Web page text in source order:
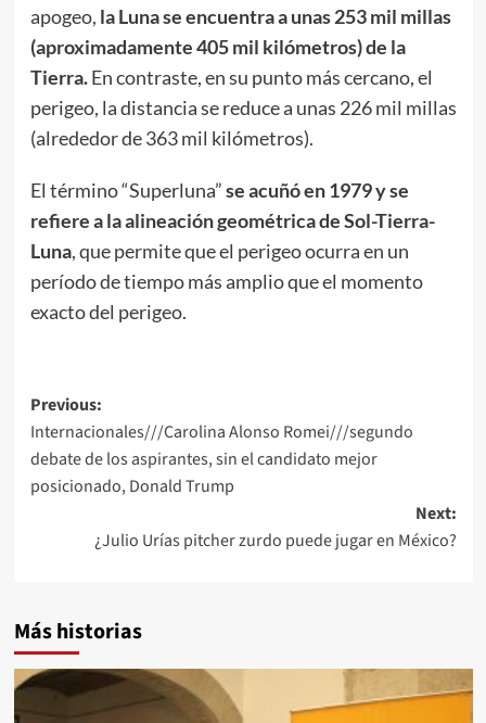
apogeo, la Luna se encuentra a unas 253 mil millas
(aproximadamente 405 mil kilómetros) de la
Tierra.En contraste, en su punto más cercano, el
perigeo, la distancia se reduce a unas 226 mil millas
(alrededor de 363 mil kilómetros).
El término “Superluna”se acuñó en 1979 y se
refiere a la alineación geométrica de Sol-Tierra-
Luna, que permite que el perigeo ocurra en un
período de tiempo más amplio que el momento
exacto del perigeo.
Post
navigation
Previous:
Internacionales///Carolina Alonso Romei///segundo
debate de los aspirantes, sin el candidato mejor
posicionado, Donald Trump
Next:
¿Julio Urías pitcher zurdo puede jugar en México?
Más historias